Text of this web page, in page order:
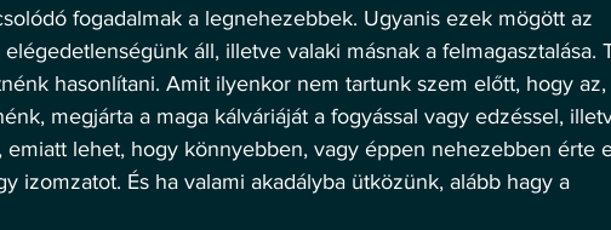
fogadalmak a legnehezebbek. Ugyanis ezek mögött az
áll, illetve valaki másnak a felmagasztalása.
hasonlítani. Amit ilyenkor nem tartunk szem előtt, hogy
megjárta a maga kálváriáját a fogyással vagy edzéssel,
emiatt lehet, hogy könnyebben, vagy éppen nehezebben érte
izomzatot. És ha valami akadályba ütközünk, alább hagy a